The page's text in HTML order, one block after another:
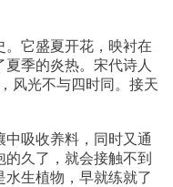
它盛夏开花，映衬在
季的炎热。宋代诗人
风光不与四时同。接天
吸收养料，同时又通
久了，就会接触不到
生植物，早就练就了